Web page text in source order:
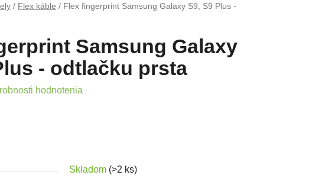
/ Flex káble / Flex fingerprint Samsung Galaxy S9, S9 Plus -
Samsung Galaxy
- odtlačku prsta
produktu je 5,0 z 5 hviezdičiek.
hodnotenia
Skladom (>2 ks)